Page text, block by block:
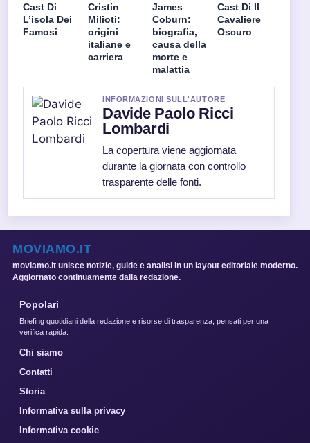
Cast Di
L’isola Dei
Famosi
Cristin
Milioti:
origini
italiane e
carriera
James
Coburn:
biografia,
causa della
morte e
malattia
Cast Di Il
Cavaliere
Oscuro
INFORMAZIONI SULL'AUTORE
Davide Paolo Ricci
Lombardi
La copertura viene aggiornata
durante la giornata con controllo
trasparente delle fonti.
MOVIAMO.IT
moviamo.it unisce notizie, guide e analisi in un layout editoriale moderno.
Aggiornato continuamente dalla redazione.
Popolari
Briefing quotidiani della redazione e risorse di trasparenza, pensati per una
verifica rapida.
Chi siamo
Contatti
Storia
Informativa sulla privacy
Informativa cookie